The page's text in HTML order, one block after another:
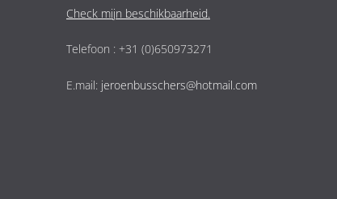
Check mijn beschikbaarheid.
Telefoon : +31 (0)650973271
E.mail: jeroenbusschers@hotmail.com